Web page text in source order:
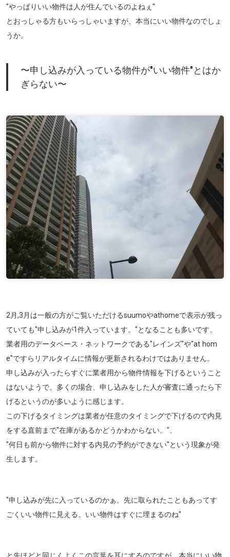
"やっぱりいい物件は人が住んでいるのよねぇ"
とおっしゃる方もいらっしゃいますが、本当にいい物件なのでしょ
うか。
〜申し込みが入っている物件が"いい物件"とはか
ぎらない〜
2月,3月は一般の方がご覧いただけるsuumoやathomeで表示が残っ
ていても"申し込みが1件入っています。"となることも多いです。
業者用のデータベース・ネットワークである"レインズ"や"at hom
e"ですらリアルタイムに情報が更新されるわけではありません。
申し込みが入ったらすぐに業者用から物件情報を下げるということ
はないようで、多くの場合、申し込みをした人が審査に通ったら下
げるというのが多いように感じます。
この下げるタイミングは業者が任意のタイミングで下げるので内見
をする直前まで"在庫があるかどうかわからない。"、
"何日も前から物件に対する内見の予約ができない"という現象が発
生します。
"申し込みが先に入っているのかぁ。先に取られたこともあってす
ごくいい物件に見える。いい物件はすぐに埋まるのね"